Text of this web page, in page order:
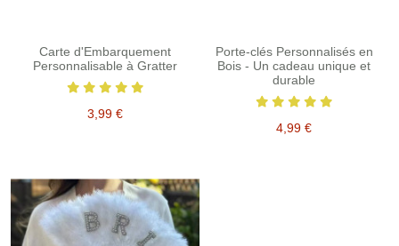
Carte d'Embarquement
Personnalisable à Gratter
3,99 €
Porte-clés Personnalisés en
Bois - Un cadeau unique et
durable
4,99 €